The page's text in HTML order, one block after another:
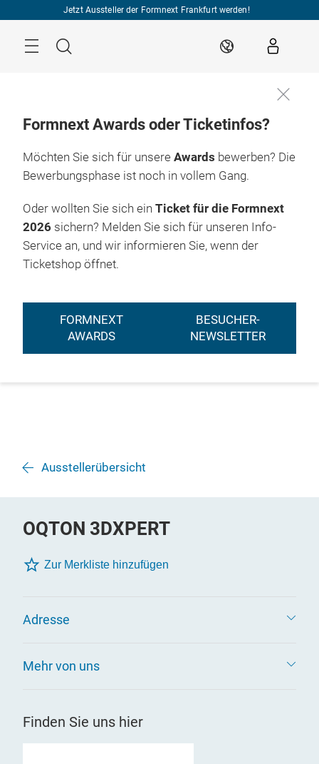
Jetzt Aussteller der Formnext Frankfurt werden!
Suche DE
Formnext Awards oder Ticketinfos?
Möchten Sie sich für unsere Awards bewerben? Die
Bewerbungsphase ist noch in vollem Gang.
Oder wollten Sie sich ein Ticket für die Formnext
2026 sichern? Melden Sie sich für unseren Info-
Service an, und wir informieren Sie, wenn der
Ticketshop öffnet.
FORMNEXT
AWARDS
BESUCHER-
NEWSLETTER
Ausstellerübersicht
OQTON 3DXPERT
Zur Merkliste hinzufügen
Adresse
Mehr von uns
Finden Sie uns hier